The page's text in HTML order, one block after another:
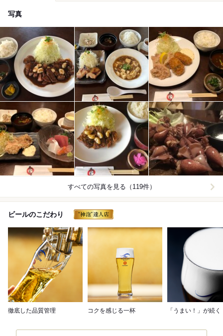
写真
すべての写真を見る（119件）
ビールのこだわり
徹底した品質管理 コクを感じる一杯 「うまい！」が続く